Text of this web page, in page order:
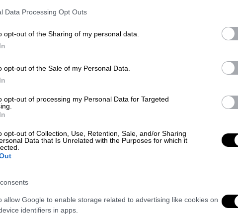
Data Processing Opt Outs
opt-out of the Sharing of my personal data.
opt-out of the Sale of my Personal Data.
opt-out of processing my Personal Data for Targeted
opt-out of Collection, Use, Retention, Sale, and/or Sharing
Data that Is Unrelated with the Purposes for which it
allow Google to enable storage related to advertising like cookies on
identifiers in apps.
το ΕΘΝΟΣ στη Google
της Κυριακής (10/8) στη ΔυτικήΑχαΐα,
άνδρα στη θαλάσσια περιοχή